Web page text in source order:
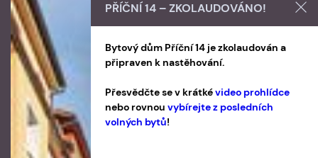
PŘÍČNÍ 14 – ZKOLAUDOVÁNO!
Bytový dům Příční 14 je zkolaudován a
připraven k nastěhování.
Přesvědčte se v krátkévideo prohlídce
nebo rovnou vybírejte z posledních
volných bytů!